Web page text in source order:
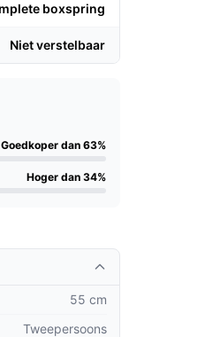
boxspring
Niet verstelbaar
Goedkoper dan 63%
Hoger dan 34%
55 cm
Tweepersoons